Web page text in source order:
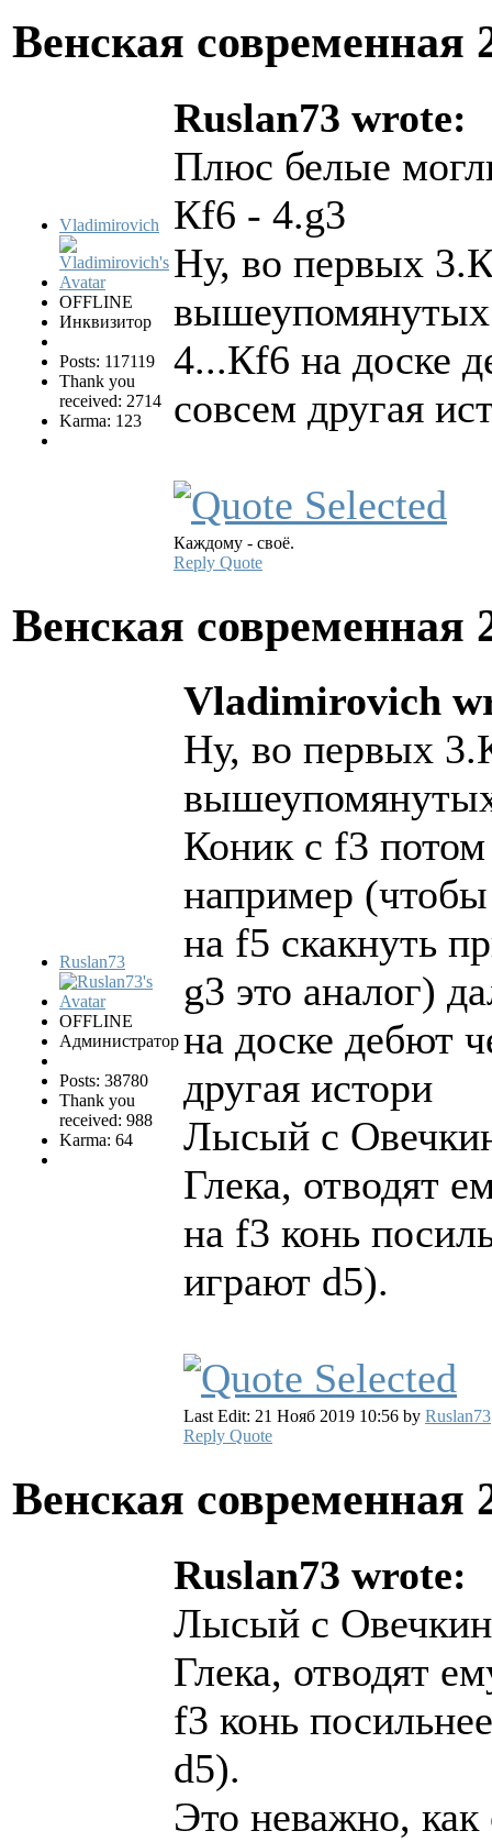
Венская современная
Vladimirovich
OFFLINE
Инквизитор
Posts: 117119
Thank you
received: 2714
Karma: 123
Ruslan73 wrote:
Плюс белые
Кf6 - 4.g3
Ну, во первых
вышеупомянутых
4...Кf6 на доске
совсем другая
Каждому - своё.
Reply Quote
Венская современная
Ruslan73
OFFLINE
Администратор
Posts: 38780
Thank you
received: 988
Karma: 64
Vladimirovich
Ну, во первых
Коник с f3
например
на f5 скакнуть
g3 это аналог)
на доске дебют
другая истори
Лысый с
Глека, отводят
на f3 конь
играют d5).
Last Edit: 21 Нояб 2019 10:56 by Ruslan73
Reply Quote
Венская современная
Ruslan73 wrote:
Лысый с
Глека, отводят
f3 конь
d5).
Это неважно,